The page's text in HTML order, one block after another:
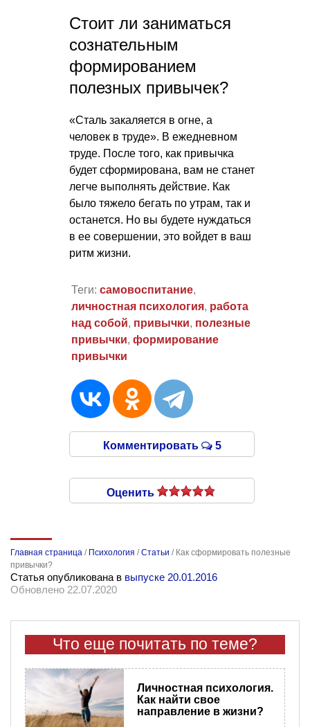
Стоит ли заниматься
сознательным
формированием
полезных привычек?
«Сталь закаляется в огне, а
человек в труде». В ежедневном
труде. После того, как привычка
будет сформирована, вам не станет
легче выполнять действие. Как
было тяжело бегать по утрам, так и
останется. Но вы будете нуждаться
в ее совершении, это войдет в ваш
ритм жизни.
Теги: самовоспитание,
личностная психология, работа
над собой, привычки, полезные
привычки, формирование
привычки
Комментировать 5
Оценить
Главная страница / Психология /Статьи / Как сформировать полезные
привычки?
Статья опубликована в выпуске 20.01.2016
Обновлено 22.07.2020
Что еще почитать по теме?
Личностная психология.
Как найти свое
направление в жизни?